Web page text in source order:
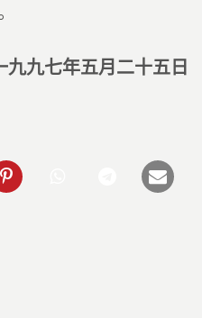
九九七年五月二十五日